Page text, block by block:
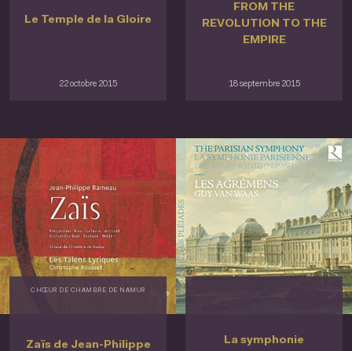
Le Temple de la Gloire
22 octobre 2015
FROM THE
REVOLUTION TO THE
EMPIRE
18 septembre 2015
CHŒUR DE CHAMBRE DE NAMUR
Zaïs de Jean-Philippe
La symphonie